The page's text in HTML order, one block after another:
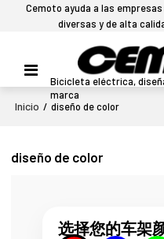
Cemoto ayuda a las
diversas y de alta
Bicicleta eléctrica,
marca
Inicio / diseño de color
diseño de color
选择您的车架